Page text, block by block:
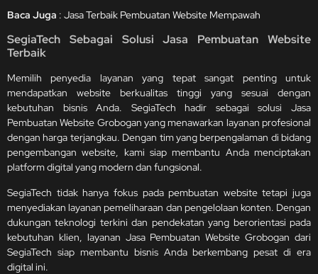
Baca Juga : Jasa Terbaik Pembuatan Website Mempawah
SegiaTech Sebagai Solusi Jasa Pembuatan Website
Terbaik
Memilih penyedia layanan yang tepat sangat penting untuk
mendapatkan website berkualitas tinggi yang sesuai dengan
kebutuhan bisnis Anda. SegiaTech hadir sebagai solusi Jasa
Pembuatan Website Grobogan yang menawarkan layanan profesional
dengan harga terjangkau. Dengan tim yang berpengalaman di bidang
pengembangan website, kami siap membantu Anda menciptakan
platform digital yang modern dan fungsional.
SegiaTech tidak hanya fokus pada pembuatan website tetapi juga
menyediakan layanan pemeliharaan dan pengelolaan konten. Dengan
dukungan teknologi terkini dan pendekatan yang berorientasi pada
kebutuhan klien, layanan Jasa Pembuatan Website Grobogan dari
SegiaTech siap membantu bisnis Anda berkembang pesat di era
digital ini.